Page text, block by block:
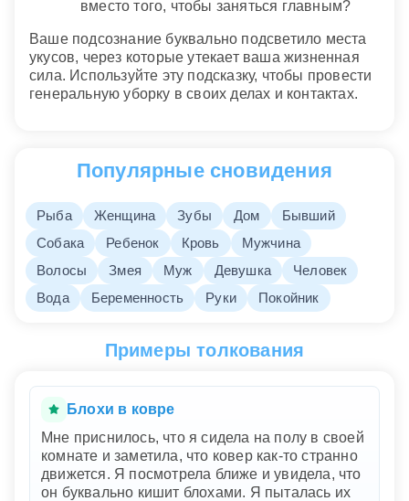
вместо того, чтобы заняться главным?
Ваше подсознание буквально подсветило места
укусов, через которые утекает ваша жизненная
сила. Используйте эту подсказку, чтобы провести
генеральную уборку в своих делах и контактах.
Популярные сновидения
Рыба Женщина Зубы Дом
Бывший
Собака
Ребенок Кровь
Мужчина
Волосы
Змея Муж Девушка
Человек
Вода
Беременность Руки Покойник
Примеры толкования
Блохи в ковре
Мне приснилось, что я сидела на полу в своей
комнате и заметила, что ковер как-то странно
движется. Я посмотрела ближе и увидела, что
он буквально кишит блохами. Я пыталась их